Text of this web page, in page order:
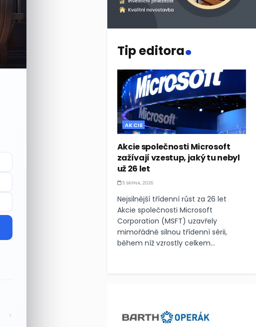
›
Tip editora.
AKCIE
Akcie společnosti Microsoft
zažívají vzestup, jaký tu nebyl
už 26 let
5 SRPNA, 2026
Nejsilnější třídenní růst za 26 let
Akcie společnosti Microsoft
Corporation (MSFT) uzavřely
mimořádně silnou třídenní sérii,
během níž vzrostly celkem...